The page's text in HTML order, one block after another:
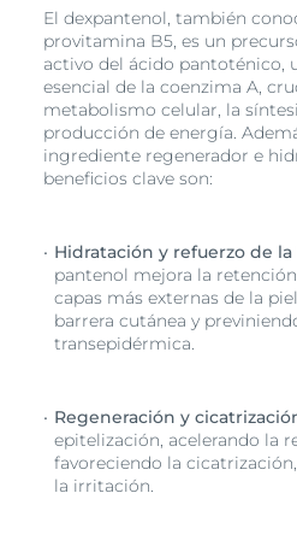
El dexpantenol, también
provitamina B5, es un
activo del ácido pantoténico,
esencial de la coenzima A,
metabolismo celular, la
producción de energía.
ingrediente regenerador e
beneficios clave son:
Hidratación y refuerzo de
pantenol mejora la
capas más externas de la
barrera cutánea y
transepidérmica.
Regeneración y
epitelización, acelerando la
favoreciendo la
la irritación.